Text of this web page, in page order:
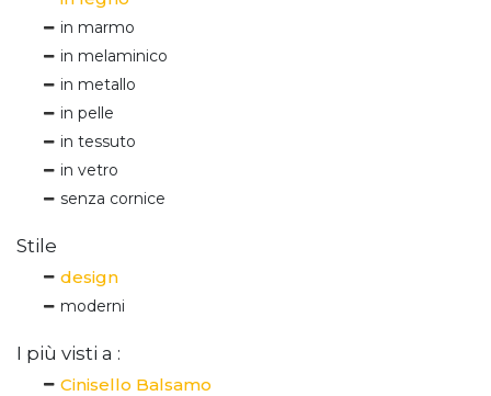
in marmo
in melaminico
in metallo
in pelle
in tessuto
in vetro
senza cornice
Stile
design
moderni
I più visti a :
Cinisello Balsamo